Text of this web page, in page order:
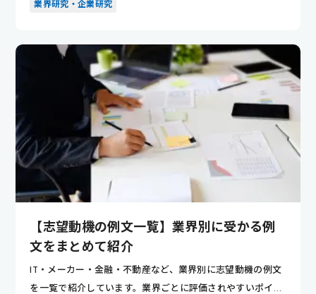
業界研究・企業研究
【志望動機の例文一覧】業界別に受かる例
文をまとめて紹介
IT・メーカー・金融・不動産など、業界別に志望動機の例文
を一覧で紹介しています。業界ごとに評価されやすいポイン